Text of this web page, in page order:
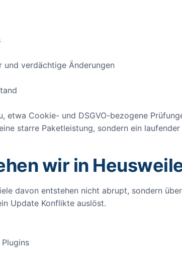
und verdächtige Änderungen
etwa Cookie- und DSGVO-bezogene
starre Paketleistung, sondern ein
wir in
davon entstehen nicht abrupt, sondern
Update Konflikte auslöst.